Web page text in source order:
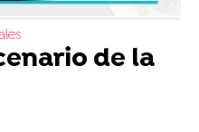
de la